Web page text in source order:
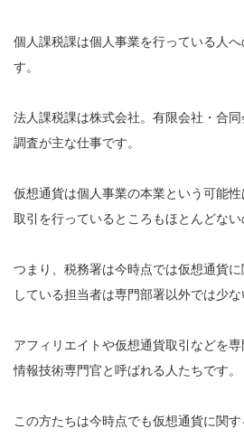
個人課税課は個人事業を行っている人
す。
法人課税課は株式会社。有限会社・合
調査が主な仕事です。
仮想通貨は個人事業の本業という可能
取引を行っているところもほとんどない
つまり、税務署は今時点では仮想通貨
している担当者は専門部署以外では少な
アフィリエイトや仮想通貨取引などを
情報技術専門官と呼ばれる人たちです。
この方たちは今時点でも仮想通貨に関